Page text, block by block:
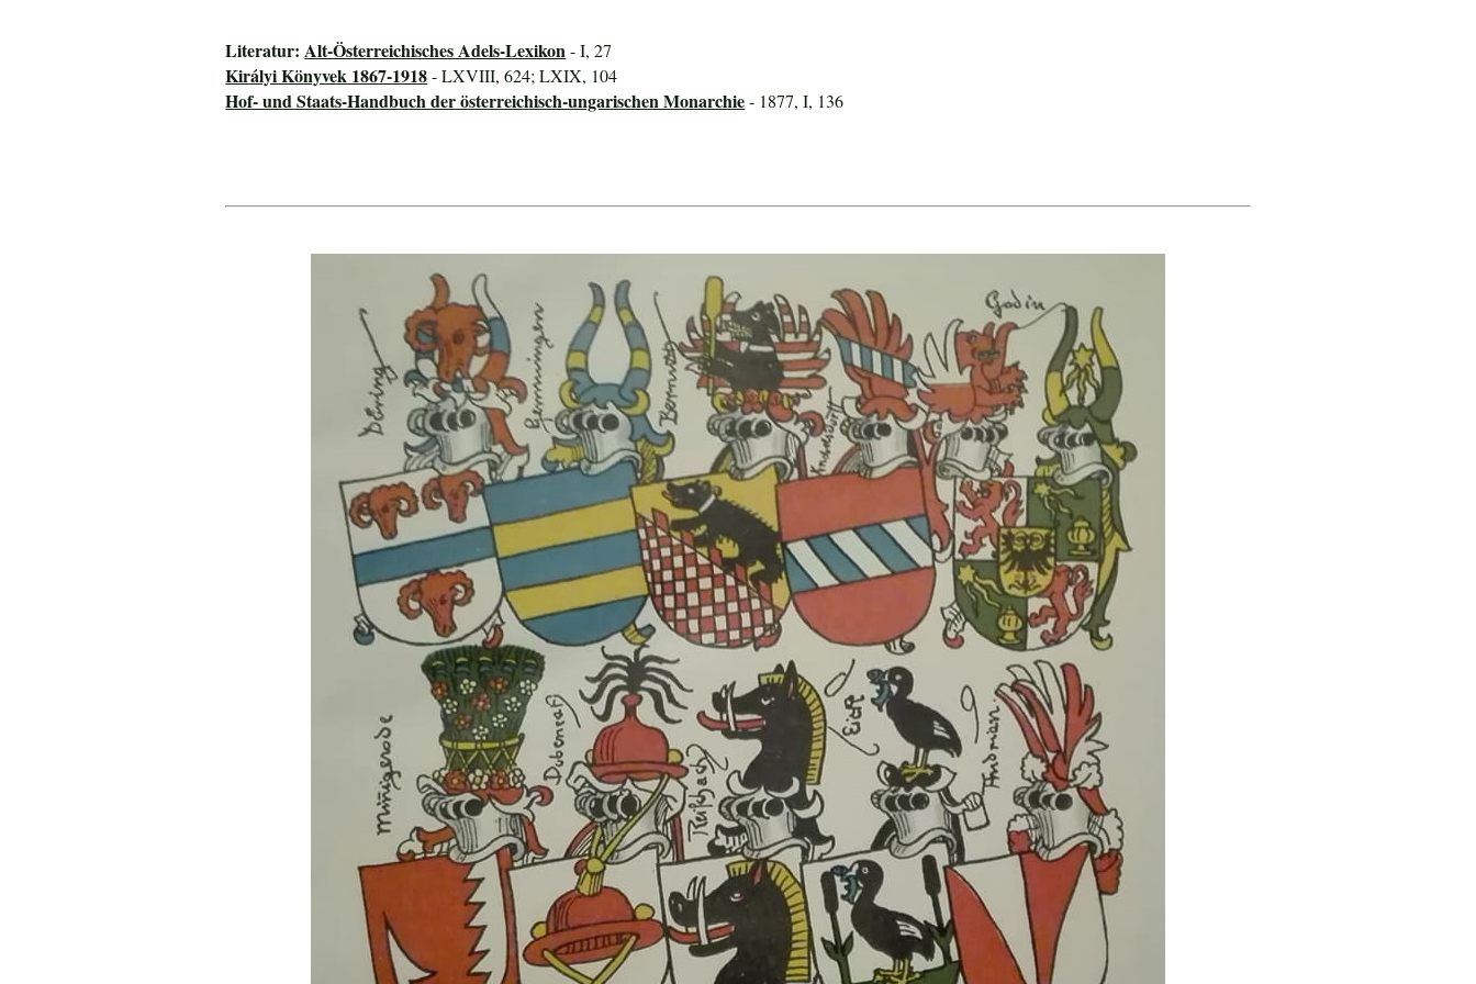
Literatur: Alt-Österreichisches Adels-Lexikon - I, 27
Királyi Könyvek 1867-1918- LXVIII, 624; LXIX, 104
Hof- und Staats-Handbuch der österreichisch-ungarischen Monarchie- 1877, I, 136